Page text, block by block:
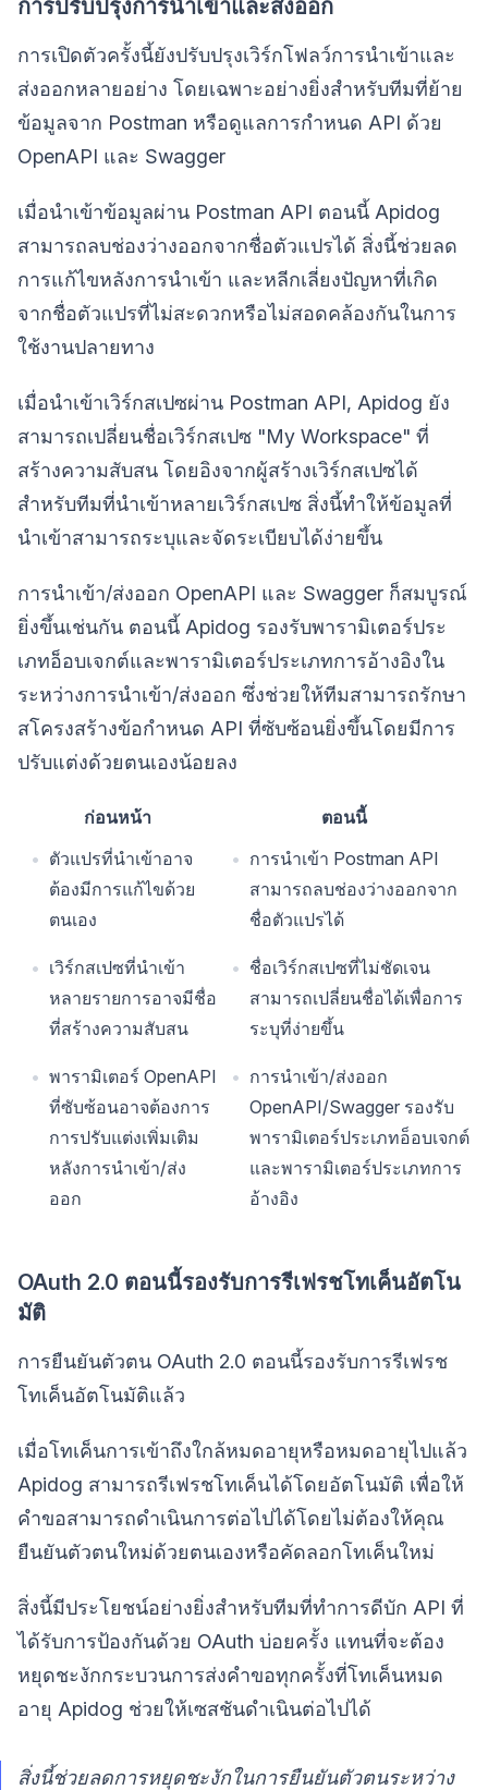
การปรับปรุงการนำเข้าและส่งออก
การเปิดตัวครั้งนี้ยังปรับปรุงเวิร์กโฟลว์การนำเข้าและ
ส่งออกหลายอย่าง โดยเฉพาะอย่างยิ่งสำหรับทีมที่ย้าย
ข้อมูลจาก Postman หรือดูแลการกำหนด API ด้วย
OpenAPI และ Swagger
เมื่อนำเข้าข้อมูลผ่าน Postman API ตอนนี้ Apidog
สามารถลบช่องว่างออกจากชื่อตัวแปรได้ สิ่งนี้ช่วยลด
การแก้ไขหลังการนำเข้า และหลีกเลี่ยงปัญหาที่เกิด
จากชื่อตัวแปรที่ไม่สะดวกหรือไม่สอดคล้องกันในการ
ใช้งานปลายทาง
เมื่อนำเข้าเวิร์กสเปซผ่าน Postman API, Apidog ยัง
สามารถเปลี่ยนชื่อเวิร์กสเปซ "My Workspace" ที่
สร้างความสับสน โดยอิงจากผู้สร้างเวิร์กสเปซได้
สำหรับทีมที่นำเข้าหลายเวิร์กสเปซ สิ่งนี้ทำให้ข้อมูลที่
นำเข้าสามารถระบุและจัดระเบียบได้ง่ายขึ้น
การนำเข้า/ส่งออก OpenAPI และ Swagger ก็สมบูรณ์
ยิ่งขึ้นเช่นกัน ตอนนี้ Apidog รองรับพารามิเตอร์ประ
เภทอ็อบเจกต์และพารามิเตอร์ประเภทการอ้างอิงใน
ระหว่างการนำเข้า/ส่งออก ซึ่งช่วยให้ทีมสามารถรักษา
สโครงสร้างข้อกำหนด API ที่ซับซ้อนยิ่งขึ้นโดยมีการ
ปรับแต่งด้วยตนเองน้อยลง
ก่อนหน้า
ตอนนี้
ตัวแปรที่นำเข้าอาจ
ต้องมีการแก้ไขด้วย
ตนเอง
เวิร์กสเปซที่นำเข้า
หลายรายการอาจมีชื่อ
ที่สร้างความสับสน
พารามิเตอร์ OpenAPI
ที่ซับซ้อนอาจต้องการ
การปรับแต่งเพิ่มเติม
หลังการนำเข้า/ส่ง
ออก
การนำเข้า Postman API
สามารถลบช่องว่างออกจาก
ชื่อตัวแปรได้
ชื่อเวิร์กสเปซที่ไม่ชัดเจน
สามารถเปลี่ยนชื่อได้เพื่อการ
ระบุที่ง่ายขึ้น
การนำเข้า/ส่งออก
OpenAPI/Swagger รองรับ
พารามิเตอร์ประเภทอ็อบเจกต์
และพารามิเตอร์ประเภทการ
อ้างอิง
OAuth 2.0 ตอนนี้รองรับการรีเฟรชโทเค็นอัตโน
มัติ
การยืนยันตัวตน OAuth 2.0 ตอนนี้รองรับการรีเฟรช
โทเค็นอัตโนมัติแล้ว
เมื่อโทเค็นการเข้าถึงใกล้หมดอายุหรือหมดอายุไปแล้ว
Apidog สามารถรีเฟรชโทเค็นได้โดยอัตโนมัติ เพื่อให้
คำขอสามารถดำเนินการต่อไปได้โดยไม่ต้องให้คุณ
ยืนยันตัวตนใหม่ด้วยตนเองหรือคัดลอกโทเค็นใหม่
สิ่งนี้มีประโยชน์อย่างยิ่งสำหรับทีมที่ทำการดีบัก API ที่
ได้รับการป้องกันด้วย OAuth บ่อยครั้ง แทนที่จะต้อง
หยุดชะงักกระบวนการส่งคำขอทุกครั้งที่โทเค็นหมด
อายุ Apidog ช่วยให้เซสชันดำเนินต่อไปได้
สิ่งนี้ช่วยลดการหยุดชะงักในการยืนยันตัวตนระหว่าง